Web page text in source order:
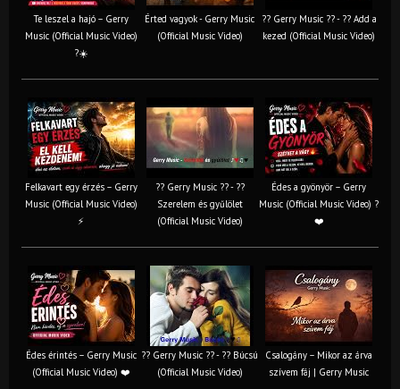
Te leszel a hajó – Gerry
Music (Official Music Video)
?☀️
Érted vagyok - Gerry Music
(Official Music Video)
?? Gerry Music ?? - ?? Add a
kezed (Official Music Video)
Felkavart egy érzés – Gerry
Music (Official Music Video)
⚡
?? Gerry Music ?? - ??
Szerelem és gyűlölet
(Official Music Video)
Édes a gyönyör – Gerry
Music (Official Music Video) ?
❤️
Édes érintés – Gerry Music
(Official Music Video) ❤️
?? Gerry Music ?? - ?? Búcsú
(Official Music Video)
Csalogány – Mikor az árva
szívem fáj | Gerry Music